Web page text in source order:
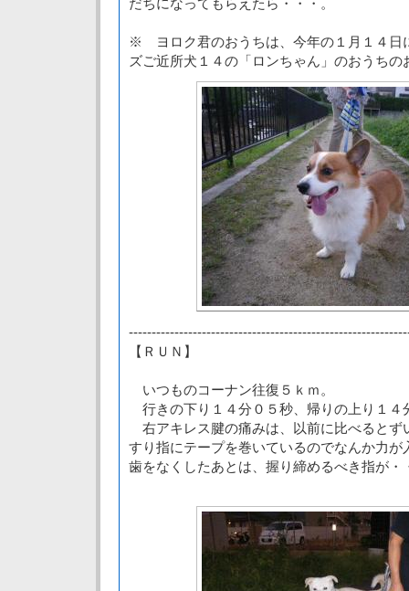
だちになってもらえたら・・・。
※ ヨロク君のおうちは、今年の１月１４日
ズご近所犬１４の「ロンちゃん」のおうちの
【ＲＵＮ】
いつものコーナン往復５ｋｍ。
行きの下り１４分０５秒、帰りの上り１４
右アキレス腱の痛みは、以前に比べるとず
すり指にテープを巻いているのでなんか力が
歯をなくしたあとは、握り締めるべき指が・